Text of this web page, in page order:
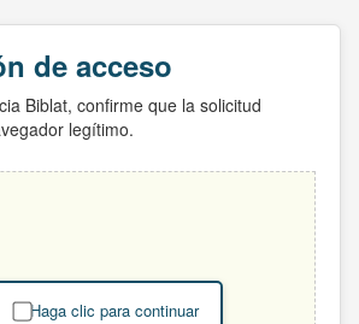
de acceso
Biblat, confirme que la solicitud
legítimo.
Haga clic para continuar